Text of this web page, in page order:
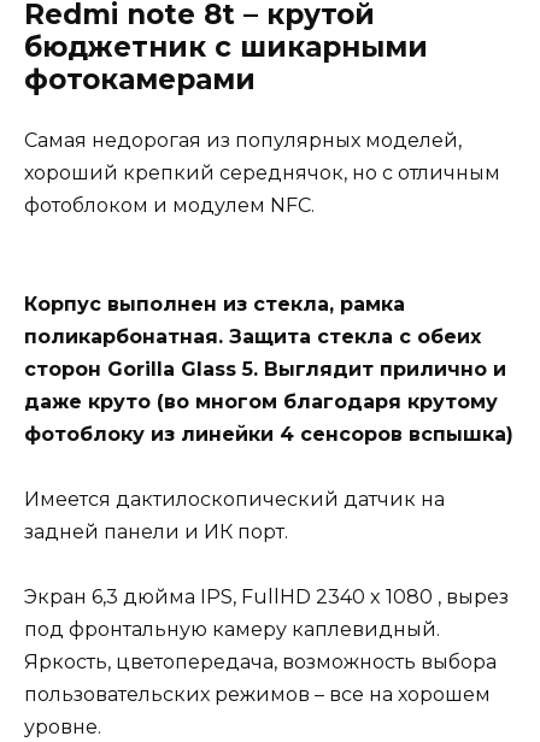
Redmi note 8t – крутой
бюджетник с шикарными
фотокамерами
Самая недорогая из популярных моделей,
хороший крепкий середнячок, но с отличным
фотоблоком и модулем NFC.
Корпус выполнен из стекла, рамка
поликарбонатная. Защита стекла с обеих
сторон Gorilla Glass 5. Выглядит прилично и
даже круто (во многом благодаря крутому
фотоблоку из линейки 4 сенсоров вспышка)
Имеется дактилоскопический датчик на
задней панели и ИК порт.
Экран 6,3 дюйма IPS, FullHD 2340 x 1080 , вырез
под фронтальную камеру каплевидный.
Яркость, цветопередача, возможность выбора
пользовательских режимов – все на хорошем
уровне.